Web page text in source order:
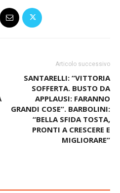
Articolo successivo
SANTARELLI: “VITTORIA
SOFFERTA. BUSTO DA
APPLAUSI: FARANNO
GRANDI COSE”. BARBOLINI:
“BELLA SFIDA TOSTA,
PRONTI A CRESCERE E
MIGLIORARE”